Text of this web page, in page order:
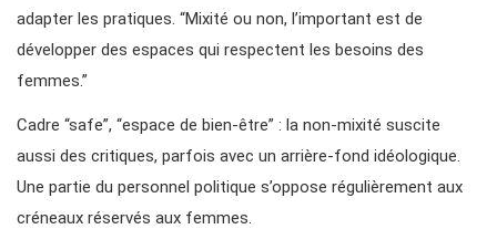
adapter les pratiques. “Mixité ou non, l’important est de
développer des espaces qui respectent les besoins des
femmes.”
Cadre “safe”, “espace de bien-être” : la non-mixité suscite
aussi des critiques, parfois avec un arrière-fond idéologique.
Une partie du personnel politique s’oppose régulièrement aux
créneaux réservés aux femmes.